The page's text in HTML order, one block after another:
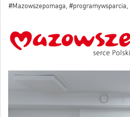
#Mazowszepomaga,